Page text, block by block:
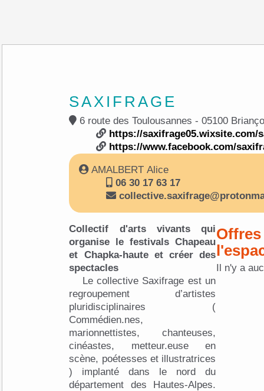
SAXIFRAGE
6 route des Toulousannes - 05100
https://saxifrage05.wixsite.com/
https://www.facebook.com/
AMALBERT Alice
06 30 17 63 17
Collectif d'arts vivants qui
organise le festivals Chapeau
et Chapka-haute et créer des
spectacles
Le collective Saxifrage est un
regroupement d’artistes
pluridisciplinaires (
Commédien.nes,
marionnettistes, chanteuses,
cinéastes, metteur.euse en
scène, poétesses et illustratrices
) implanté dans le nord du
département des Hautes-Alpes.
Il n'y a